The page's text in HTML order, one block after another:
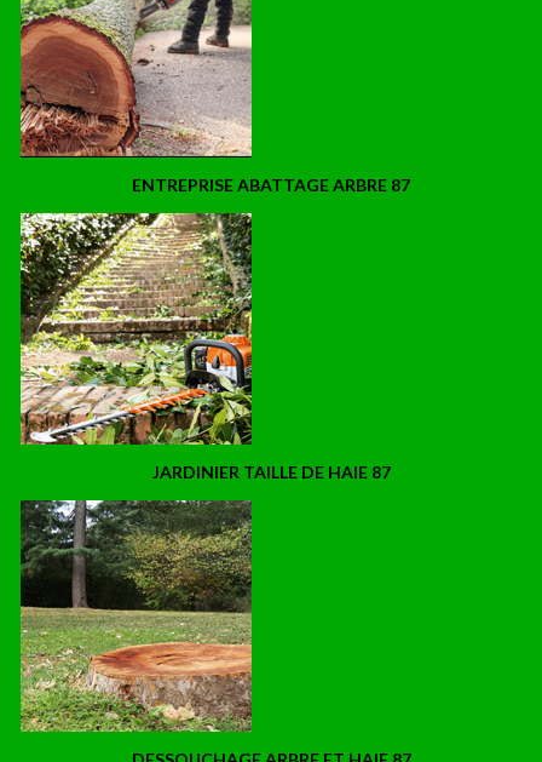
ENTREPRISE ABATTAGE ARBRE 87
JARDINIER TAILLE DE HAIE 87